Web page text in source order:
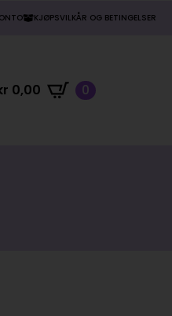
KJØPSVILKÅR OG BETINGELSER
0,00 0